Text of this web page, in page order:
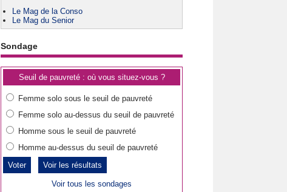
Le Mag de la Conso
Le Mag du Senior
Sondage
Seuil de pauvreté : où vous situez-vous ?
Femme solo sous le seuil de pauvreté
Femme solo au-dessus du seuil de pauvreté
Homme sous le seuil de pauvreté
Homme au-dessus du seuil de pauvreté
Voir les résultats
Voir tous les sondages